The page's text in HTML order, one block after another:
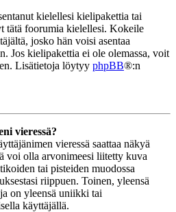
kielellesi kielipakettia tai
tätä foorumia kielellesi. Kokeile
josko hän voisi asentaa
Jos kielipakettia ei ole olemassa, voit
Lisätietoja löytyy phpBB®:n
vieressä?
vieressä saattaa näkyä
voi olla arvonimeesi liitetty kuva
tai pisteiden muodossa
riippuen. Toinen, yleensä
on yleensä uniikki tai
käyttäjällä.